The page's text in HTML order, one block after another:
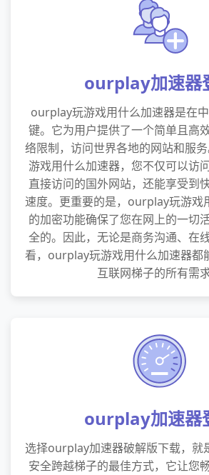
ourplay加速器
ourplay玩游戏用什么加速器是在
键。它为用户提供了一个简单且高
络限制，访问世界各地的网站和服
游戏用什么加速器，您不仅可以访
直接访问的国外网站，还能享受到
速度。更重要的是，ourplay玩游戏
的加密功能确保了您在网上的一切
全的。因此，无论是商务沟通、在
看，ourplay玩游戏用什么加速器都
互联网梯子的所有需求
ourplay加速器
选择ourplay加速器破解版下载，就
安全跨越梯子的最佳方式，它让您